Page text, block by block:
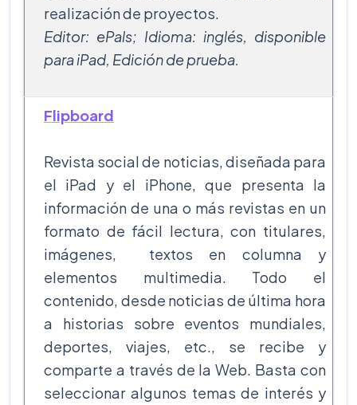
realización de proyectos.
Editor: ePals; Idioma: inglés, disponible
para iPad, Edición de prueba.
Flipboard
Revista social de noticias, diseñada para
el iPad y el iPhone, que presenta la
información de una o más revistas en un
formato de fácil lectura, con titulares,
imágenes, textos en columna y
elementos multimedia. Todo el
contenido, desde noticias de última hora
a historias sobre eventos mundiales,
deportes, viajes, etc., se recibe y
comparte a través de la Web. Basta con
seleccionar algunos temas de interés y